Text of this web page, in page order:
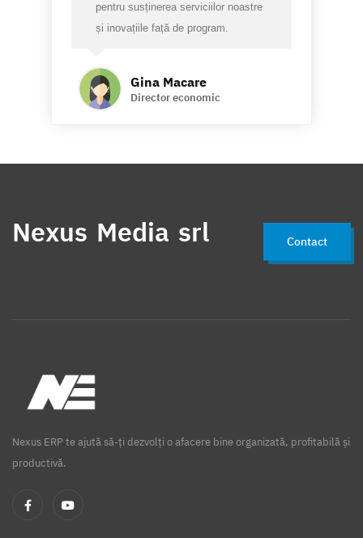
pentru susținerea serviciilor noastre
și inovațiile față de program.
Gina Macare
Director economic
Nexus Media srl Contact
Nexus ERP te ajută să-ți dezvolți o afacere bine organizată, profitabilă și
productivă.